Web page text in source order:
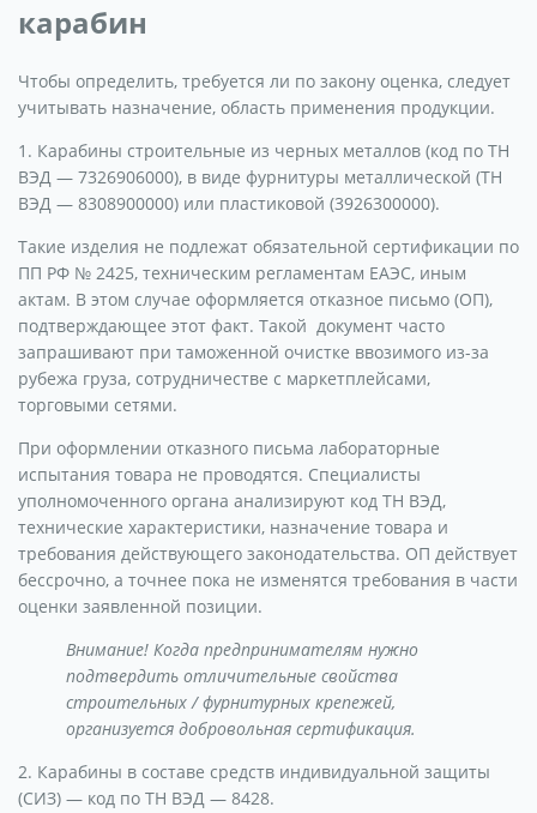
карабин
Чтобы определить, требуется ли по закону оценка, следует
учитывать назначение, область применения продукции.
1. Карабины строительные из черных металлов (код по ТН
ВЭД — 7326906000), в виде фурнитуры металлической (ТН
ВЭД — 8308900000) или пластиковой (3926300000).
Такие изделия не подлежат обязательной сертификации по
ПП РФ № 2425, техническим регламентам ЕАЭС, иным
актам. В этом случае оформляется отказное письмо (ОП),
подтверждающее этот факт. Такой документ часто
запрашивают при таможенной очистке ввозимого из-за
рубежа груза, сотрудничестве с маркетплейсами,
торговыми сетями.
При оформлении отказного письма лабораторные
испытания товара не проводятся. Специалисты
уполномоченного органа анализируют код ТН ВЭД,
технические характеристики, назначение товара и
требования действующего законодательства. ОП действует
бессрочно, а точнее пока не изменятся требования в части
оценки заявленной позиции.
Внимание! Когда предпринимателям нужно
подтвердить отличительные свойства
строительных / фурнитурных крепежей,
организуется добровольная сертификация.
2. Карабины в составе средств индивидуальной защиты
(СИЗ) — код по ТН ВЭД — 8428.